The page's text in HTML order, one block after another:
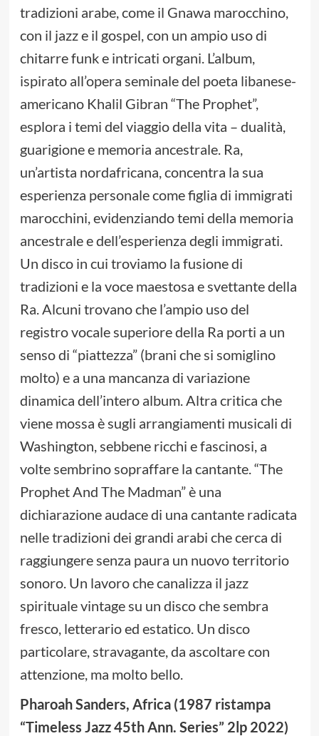
tradizioni arabe, come il Gnawa marocchino,
con il jazz e il gospel, con un ampio uso di
chitarre funk e intricati organi. L’album,
ispirato all’opera seminale del poeta libanese-
americano Khalil Gibran “The Prophet”,
esplora i temi del viaggio della vita – dualità,
guarigione e memoria ancestrale. Ra,
un’artista nordafricana, concentra la sua
esperienza personale come figlia di immigrati
marocchini, evidenziando temi della memoria
ancestrale e dell’esperienza degli immigrati.
Un disco in cui troviamo la fusione di
tradizioni e la voce maestosa e svettante della
Ra. Alcuni trovano che l’ampio uso del
registro vocale superiore della Ra porti a un
senso di “piattezza” (brani che si somiglino
molto) e a una mancanza di variazione
dinamica dell’intero album. Altra critica che
viene mossa è sugli arrangiamenti musicali di
Washington, sebbene ricchi e fascinosi, a
volte sembrino sopraffare la cantante. “The
Prophet And The Madman” è una
dichiarazione audace di una cantante radicata
nelle tradizioni dei grandi arabi che cerca di
raggiungere senza paura un nuovo territorio
sonoro. Un lavoro che canalizza il jazz
spirituale vintage su un disco che sembra
fresco, letterario ed estatico. Un disco
particolare, stravagante, da ascoltare con
attenzione, ma molto bello.
Pharoah Sanders, Africa (1987 ristampa
“Timeless Jazz 45th Ann. Series” 2lp 2022)